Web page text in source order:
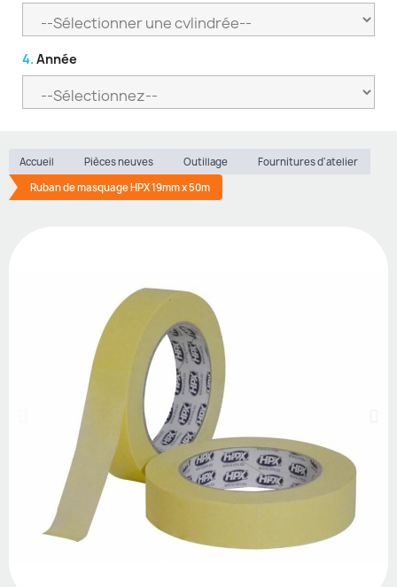
4. Année
Accueil Pièces neuves Outillage
Fournitures d'atelier
Ruban de masquage HPX 19mm x 50m